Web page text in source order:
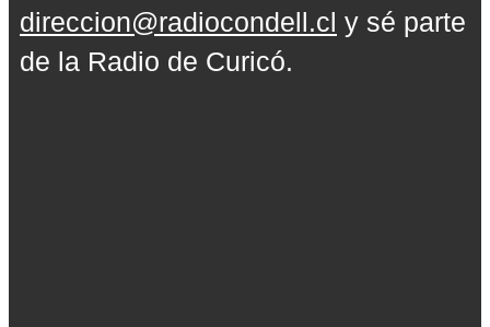
direccion@radiocondell.cl y sé parte
de la Radio de Curicó.